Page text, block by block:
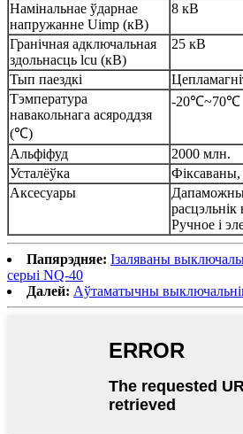
Намінальнае ўдарнае
напружанне Uimp (кВ)
8 кВ
Гранічная адключальная
здольнасць lcu (кВ)
25 кВ
Тып паездкі
Тэмпература
навакольнага асяроддзя
(℃)
-20℃~70℃
Альфіфуд
2000 млн.
Усталёўка
Аксесуары
Дапаможны,
Ручное і
Папярэдняе: Ізаляваны
серыі NQ-40
Далей: Аўтаматычны